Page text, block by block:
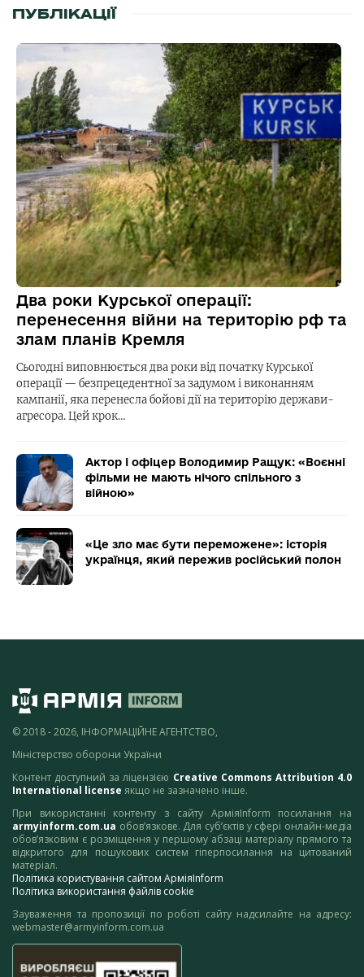
ПУБЛІКАЦІЇ
Два роки Курської операції:
перенесення війни на територію рф та
злам планів Кремля
Сьогодні виповнюється два роки від початку Курської
операції — безпрецедентної за задумом і виконанням
кампанії, яка перенесла бойові дії на територію держави-
агресора. Цей крок…
Актор і офіцер Володимир Ращук: «Воєнні
фільми не мають нічого спільного з
війною»
«Це зло має бути переможене»: історія
українця, який пережив російський полон
© 2018 - 2026, ІНФОРМАЦІЙНЕ АГЕНТСТВО,
Міністерство оборони України
Контент доступний за ліцензією Creative Commons Attribution 4.0
International license якщо не зазначено інше.
При використанні контенту з сайту АрміяInform посилання на
armyinform.com.ua обов’язкове. Для суб’єктів у сфері онлайн-медіа
обов’язковим є розміщення у першому абзаці матеріалу прямого та
відкритого для пошукових систем гіперпосилання на цитований
матеріал.
Політика користування сайтом АрміяInform
Політика використання файлів cookie
Зауваження та пропозиції по роботі сайту надсилайте на адресу:
webmaster@armyinform.com.ua